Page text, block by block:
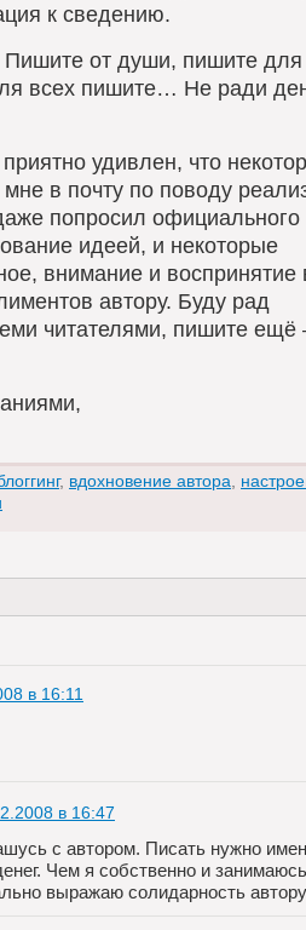
к сведению.
Пишите от души, пишите
всех пишите… Не ради
удивлен, что
в почту по поводу
попросил официального
идеей, и некоторые
внимание и
автору. Буду рад
читателями, пишите
, вдохновение автора
в 16:11
в 16:47
с автором. Писать нужно
Чем я собственно и
выражаю солидарность